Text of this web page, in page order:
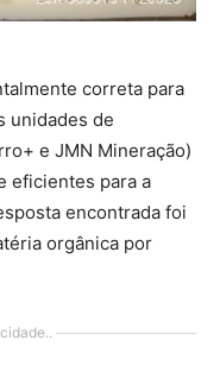
correta para
unidades de
e JMN Mineração)
eficientes para a
encontrada foi
orgânica por